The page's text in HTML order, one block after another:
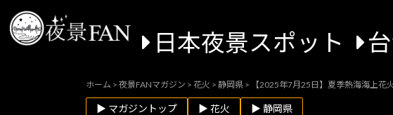
日本夜景スポット
ホーム > 夜景FANマガジン > 花火 > 静岡県 > 【2025年7月25日】夏季熱海海上花
▶ マガジントップ ▶ 花火 ▶ 静岡県